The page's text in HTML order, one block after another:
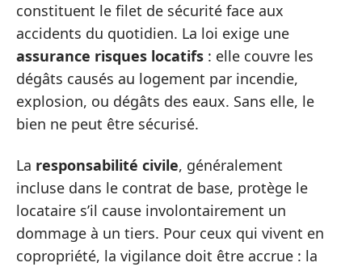
constituent le filet de sécurité face aux
accidents du quotidien. La loi exige une
assurance risques locatifs : elle couvre les
dégâts causés au logement par incendie,
explosion, ou dégâts des eaux. Sans elle, le
bien ne peut être sécurisé.
La responsabilité civile, généralement
incluse dans le contrat de base, protège le
locataire s’il cause involontairement un
dommage à un tiers. Pour ceux qui vivent en
copropriété, la vigilance doit être accrue : la